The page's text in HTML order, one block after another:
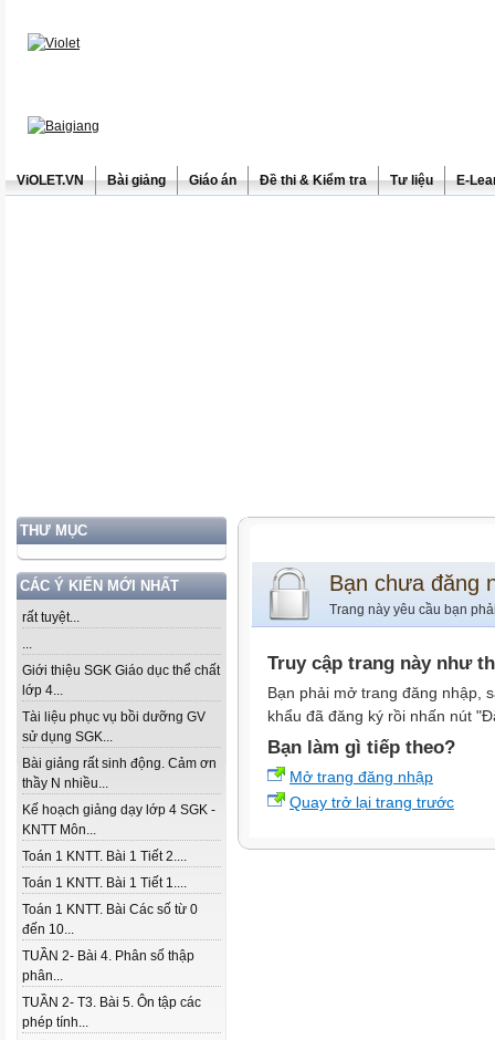
ViOLET.VN Bài giảng Giáo án Đề thi & Kiểm tra Tư liệu E-
THƯ MỤC
CÁC Ý KIẾN MỚI NHẤT
rất tuyệt...
...
Giới thiệu SGK Giáo dục thể chất
lớp 4...
Tài liệu phục vụ bồi dưỡng GV
sử dụng SGK...
Bài giảng rất sinh động. Cảm ơn
thầy N nhiều...
Kế hoạch giảng dạy lớp 4 SGK -
KNTT Môn...
Toán 1 KNTT. Bài 1 Tiết 2....
Toán 1 KNTT. Bài 1 Tiết 1....
Toán 1 KNTT. Bài Các số từ 0
đến 10...
TUẦN 2- Bài 4. Phân số thập
phân...
TUẦN 2- T3. Bài 5. Ôn tập các
phép tính...
Bạn chưa đăng
Trang này yêu cầu bạn
Truy cập trang này như
Bạn phải mở trang đăng nhập,
khẩu đã đăng ký rồi nhấn nút
Bạn làm gì tiếp theo?
Mở trang đăng nhập
Quay trở lại trang trước